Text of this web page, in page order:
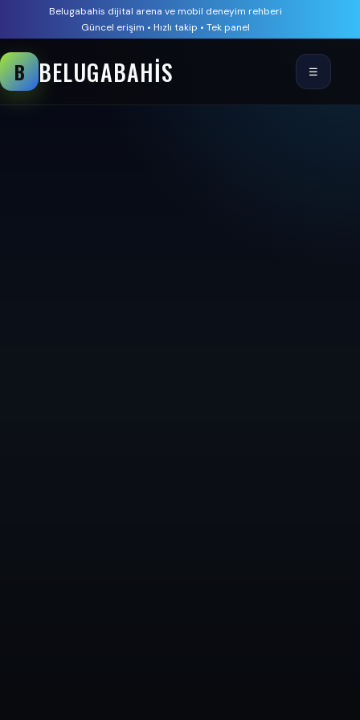
Belugabahis dijital arena ve mobil deneyim rehberi
Güncel erişim • Hızlı takip • Tek panel
B BELUGABAHIS ☰